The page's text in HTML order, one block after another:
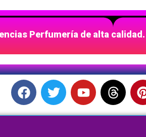
Perfumería de alta